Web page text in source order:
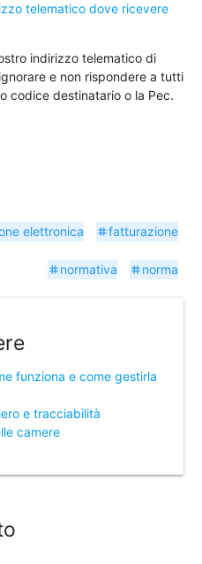
telematico dove ricevere
indirizzo telematico di
e non rispondere a tutti
codice destinatario o la Pec.
tagfatturazione
elettronica
tag norma
tag normativa
funziona e come gestirla
e tracciabilità
camere